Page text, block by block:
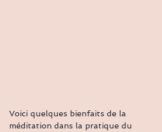
Voici quelques bienfaits de la
méditation dans la pratique du